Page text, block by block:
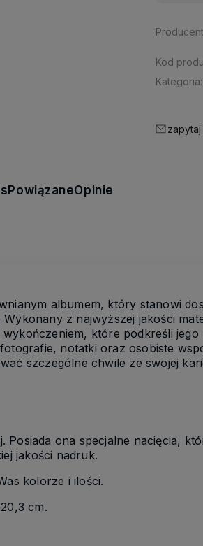
Kod
Kategoria:
PowiązaneOpinie
albumem, który stanowi
z najwyższej jakości
które podkreśli
notatki oraz osobiste
szczególne chwile ze swojej
ona specjalne nacięcia,
jakości nadruk.
kolorze i ilości.
cm.